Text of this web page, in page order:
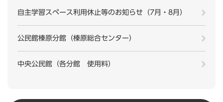
自主学習スペース利用休止等のお知らせ（7月・8月）
公民館榛原分館（榛原総合センター）
中央公民館（各分館 使用料）